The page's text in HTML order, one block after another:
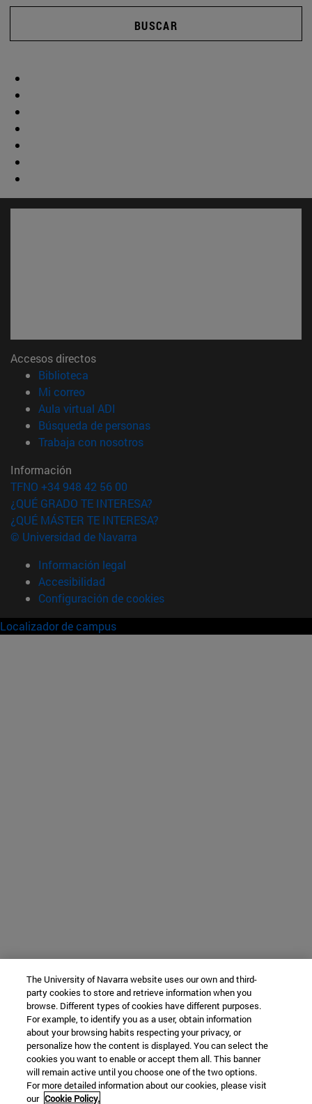
BUSCAR
Accesos directos
Biblioteca
Mi correo(abre en nueva ventana)
Aula virtual ADI
Búsqueda de personas(abre en nueva ventana)
Trabaja con nosotros(abre en nueva ventana)
Información
TFNO +34 948 42 56 00
¿QUÉ GRADO TE INTERESA?
¿QUÉ MÁSTER TE INTERESA?
© Universidad de Navarra
Información legal
Accesibilidad
Configuración de cookies
Localizador de campus
The University of Navarra website uses our own and third-
party cookies to store and retrieve information when you
browse. Different types of cookies have different purposes.
For example, to identify you as a user, obtain information
about your browsing habits respecting your privacy, or
personalize how the content is displayed. You can select the
cookies you want to enable or accept them all. This banner
will remain active until you choose one of the two options.
For more detailed information about our cookies, please visit
our Cookie Policy.